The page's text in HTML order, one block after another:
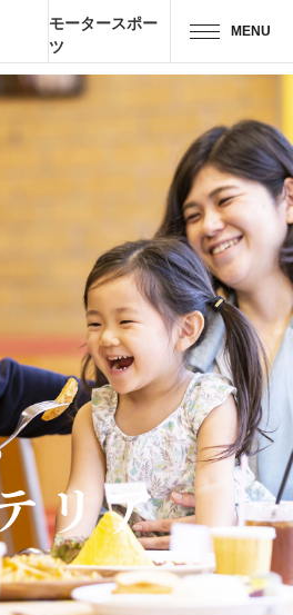
モータースポー
ツ
MENU
JP
イベント